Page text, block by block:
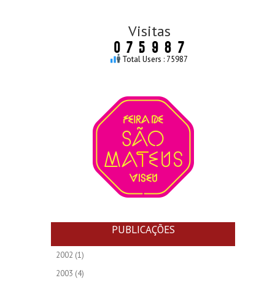
Visitas
Total Users : 75987
PUBLICAÇÕES
2002 (1)
2003 (4)